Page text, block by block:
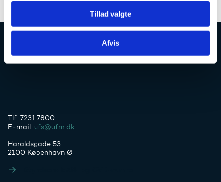
Tillad valgte
Afvis
Uddannelses- og Forskningsstyrelsen
Tlf. 7231 7800
E-mail: ufs@ufm.dk
Haraldsgade 53
2100 København Ø